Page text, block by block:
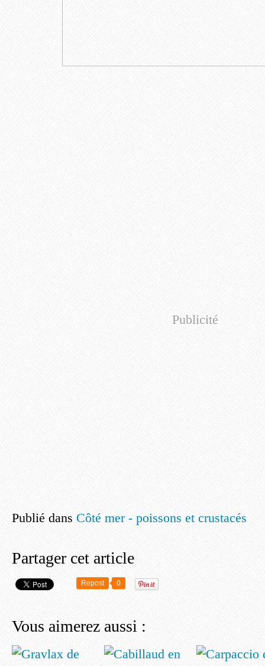
Publicité
Publié dans Côté mer - poissons et crustacés
Partager cet article
Repost 0
Vous aimerez aussi :